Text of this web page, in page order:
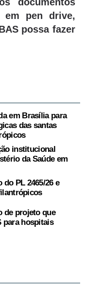
em pen drive,
possa fazer
em Brasília para
das santas
institucional
da Saúde em
do PL 2465/26 e
de projeto que
para hospitais